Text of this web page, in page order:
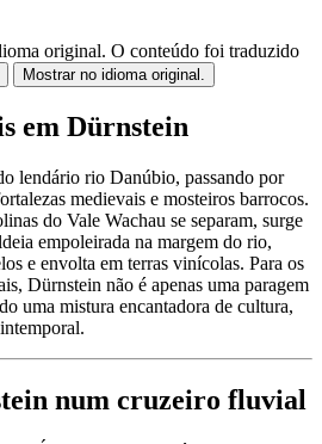
original. O conteúdo foi traduzido
Mostrar no idioma original.
em Dürnstein
lendário rio Danúbio, passando por
medievais e mosteiros barrocos.
do Vale Wachau se separam, surge
empoleirada na margem do rio,
e envolta em terras vinícolas. Para os
Dürnstein não é apenas uma paragem
uma mistura encantadora de cultura,
num cruzeiro fluvial